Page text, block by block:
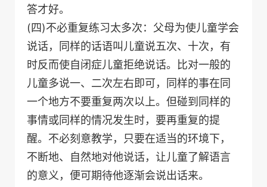
答才好。
(四)不必重复练习太多次：父母为使儿童学会
说话，同样的话语叫儿童说五次、十次，有
时反而使自闭症儿童拒绝说话。比对一般的
儿童多说一、二次左右即可，同样的事在同
一个地方不要重复两次以上。但碰到同样的
事情或同样的情况发生时，要再重复的提
醒。不必刻意教学，只要在适当的环境下，
不断地、自然地对他说话，让儿童了解语言
的意义，便可期待他逐渐会说出话来。